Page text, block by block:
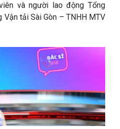
và người lao động Tổng
Vận tải Sài Gòn – TNHH MTV